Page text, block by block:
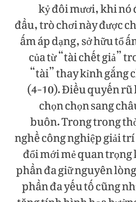
kỷ đôi mươi, khi
đầu, trò chơi này được
ấm áp dạng, sở hữu tổ
của từ “tài chết giả”
“tài” thay kỉnh gắng
(4-10). Điều quyến rũ
chọn chọn sang
buôn. Trong trong
nghề công nghiệp giải
đổi mới mẻ quan
phần đa giữ nguyên
phần đa yếu tố cũng